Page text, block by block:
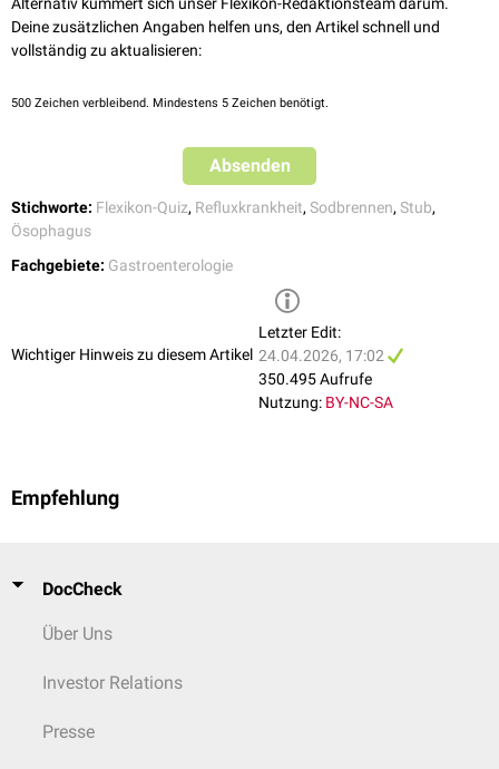
Alternativ kümmert sich unser Flexikon-Redaktionsteam darum.
Deine zusätzlichen Angaben helfen uns, den Artikel schnell und
vollständig zu aktualisieren:
500 Zeichen verbleibend. Mindestens 5 Zeichen benötigt.
Absenden
Stichworte: Flexikon-Quiz, Refluxkrankheit, Sodbrennen, Stub,
Ösophagus
Fachgebiete: Gastroenterologie
Wichtiger Hinweis zu diesem Artikel
Letzter Edit:
24.04.2026, 17:02
350.495 Aufrufe
Nutzung: BY-NC-SA
Empfehlung
DocCheck
Über Uns
Investor Relations
Presse